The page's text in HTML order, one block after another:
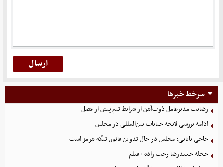
سرخط خبرها
رضایت مدیرعامل ذوب‌آهن از شرایط تیم پیش از فصل
ادامه بررسی لایحه جنایات بین‌المللی در مجلس
حاجی بابایی: مجلس در حال تدوین قانون تنگه هرمز است
حجله حمیدرضا رجب زاده +فیلم